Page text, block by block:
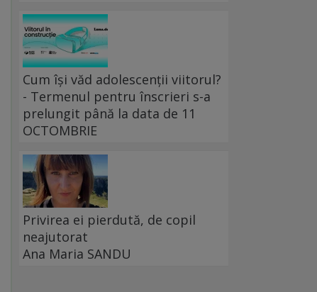
Cum își văd adolescenții viitorul?
- Termenul pentru înscrieri s-a
prelungit până la data de 11
OCTOMBRIE
Privirea ei pierdută, de copil
neajutorat
Ana Maria SANDU